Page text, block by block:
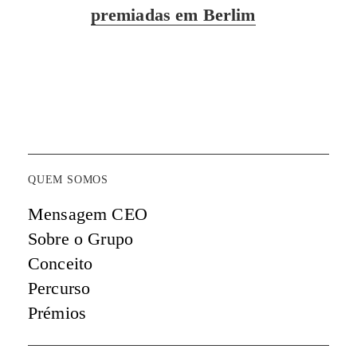
premiadas em Berlim
QUEM SOMOS
Mensagem CEO
Sobre o Grupo
Conceito
Percurso
Prémios